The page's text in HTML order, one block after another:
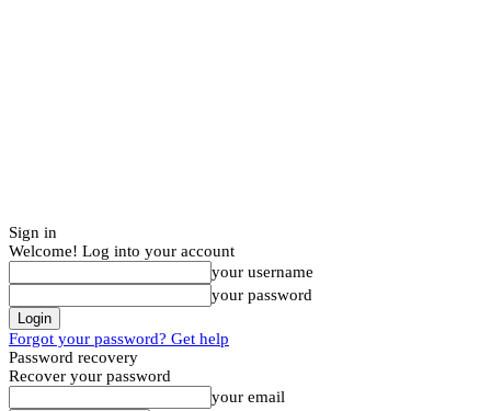
Sign in
Welcome! Log into your account
your username
your password
Forgot your password? Get help
Password recovery
Recover your password
your email